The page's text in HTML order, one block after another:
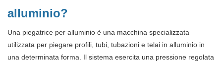
alluminio?
Una piegatrice per alluminio è una macchina specializzata
utilizzata per piegare profili, tubi, tubazioni e telai in alluminio in
una determinata forma. Il sistema esercita una pressione regolata